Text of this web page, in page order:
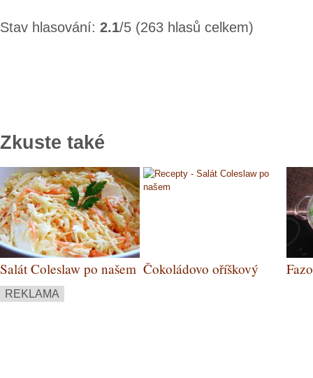
Stav hlasování: 2.1/5 (263 hlasů celkem)
Zkuste také
Salát Coleslaw po našem Čokoládovo oříškový
REKLAMA